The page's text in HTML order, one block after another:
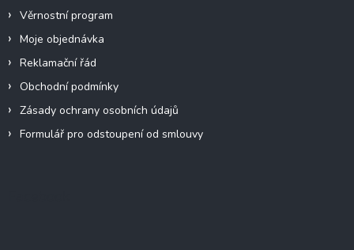
Věrnostní program
Moje objednávka
Reklamační řád
Obchodní podmínky
Zásady ochrany osobních údajů
Formulář pro odstoupení od smlouvy